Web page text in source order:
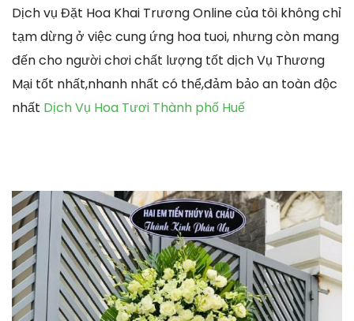
Dịch vụ Đặt Hoa Khai Trương Online của tôi không chỉ
tạm dừng ở việc cung ứng hoa tuoi, nhưng còn mang
đến cho người chơi chất lượng tốt dịch Vụ Thương
Mại tốt nhất,nhanh nhất có thể,đảm bảo an toàn độc
nhất Dịch Vụ Hoa Tươi Thành phố Huế